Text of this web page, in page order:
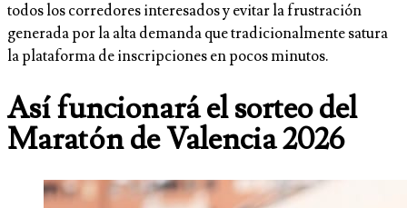
todos los corredores interesados y evitar la frustración
generada por la alta demanda que tradicionalmente satura
la plataforma de inscripciones en pocos minutos.
Así funcionará el sorteo del
Maratón de Valencia 2026